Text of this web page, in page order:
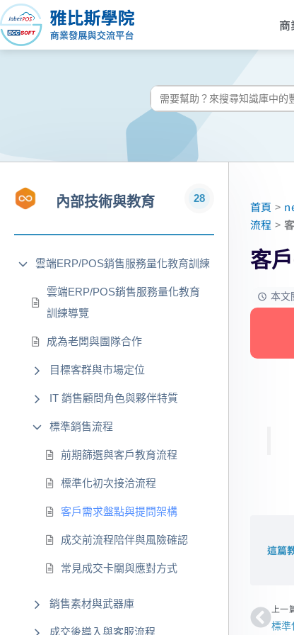
跳
至
主
商
搜
尋:
內部技術與教育 28
雲端ERP/POS銷售服務量化教育訓練
雲端ERP/POS銷售服務量化教育
訓練導覽
成為老闆與團隊合作
目標客群與市場定位
IT 銷售顧問角色與夥伴特質
標準銷售流程
前期篩選與客戶教育流程
標準化初次接洽流程
客戶需求盤點與提問架構
成交前流程陪伴與風險確認
常見成交卡關與應對方式
銷售素材與武器庫
成交後導入與客服流程
首頁 >
流程 >
客
本文
這篇
上一
上一
標準